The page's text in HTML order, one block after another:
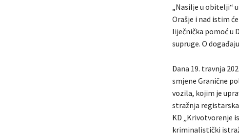
„Nasilje u obitelji“
Orašje i nad istim
liječnička pomoć u
supruge. O
Dana 19. travnja
smjene Granične
vozila, kojim je
stražnja
KD „Krivotvorenje
kriminalistički